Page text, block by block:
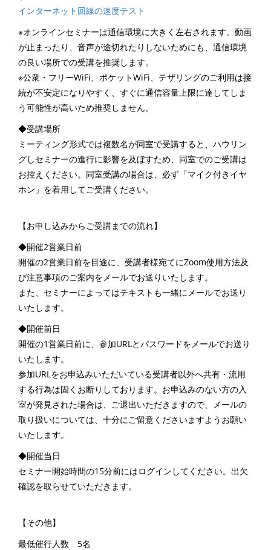
インターネット回線の速度テスト
※オンラインセミナーは通信環境に大きく左右されます。動画
が止まったり、音声が途切れたりしないためにも、通信環境
の良い場所での受講を推奨します。
※公衆・フリーWiFi、ポケットWiFi、テザリングのご利用は接
続が不安定になりやすく、すぐに通信容量上限に達してしま
う可能性が高いため推奨しません。
◆受講場所
ミーティング形式では複数名が同室で受講すると、ハウリン
グしセミナーの進行に影響を及ぼすため、同室でのご受講は
お控えください。同室受講の場合は、必ず「マイク付きイヤ
ホン」を着用してご受講ください。
【お申し込みからご受講までの流れ】
◆開催2営業日前
開催の2営業日前を目途に、受講者様宛てにZoom使用方法及
び注意事項のご案内をメールでお送りいたします。
また、セミナーによってはテキストも一緒にメールでお送り
いたします。
◆開催前日
開催の1営業日前に、参加URLとパスワードをメールでお送り
いたします。
参加URLをお申込みいただいている受講者以外へ共有・流用
する行為は固くお断りしております。お申込みのない方の入
室が発見された場合は、ご退出いただきますので、メールの
取り扱いについては、十分にご留意くださいますようお願い
いたします。
◆開催当日
セミナー開始時間の15分前にはログインしてください。出欠
確認を取らせていただきます。
【その他】
最低催行人数 5名